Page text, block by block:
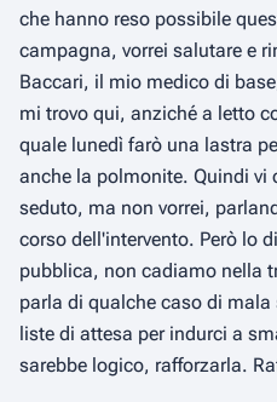
che hanno reso possibile
campagna, vorrei salutare e
Baccari, il mio medico di
mi trovo qui, anziché a letto
quale lunedì farò una lastra
anche la polmonite. Quindi vi
seduto, ma non vorrei,
corso dell'intervento. Però lo
pubblica, non cadiamo nella
parla di qualche caso di
liste di attesa per indurci a
sarebbe logico, rafforzarla.